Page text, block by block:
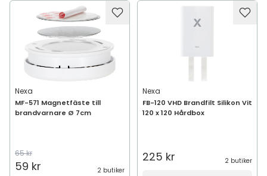
Nexa
MF-571 Magnetfäste till
brandvarnare Ø 7cm
65 kr
59 kr 2 butiker
Nexa
FB-120 VHD Brandfilt Silikon Vit
120 x 120 Hårdbox
225 kr 2 butiker